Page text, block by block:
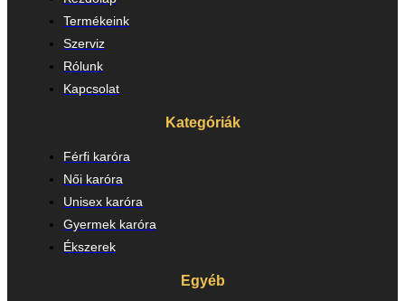
Termékeink
Szerviz
Rólunk
Kapcsolat
Kategóriák
Férfi karóra
Női karóra
Unisex karóra
Gyermek karóra
Ékszerek
Egyéb